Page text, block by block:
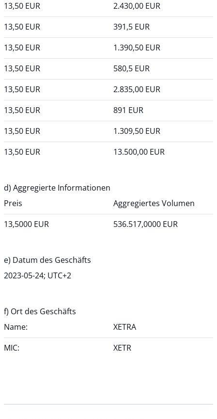
13,50 EUR 2.430,00 EUR
13,50 EUR 391,5 EUR
13,50 EUR 1.390,50 EUR
13,50 EUR 580,5 EUR
13,50 EUR 2.835,00 EUR
13,50 EUR 891 EUR
13,50 EUR 1.309,50 EUR
13,50 EUR 13.500,00 EUR
d) Aggregierte Informationen
Preis
Aggregiertes Volumen
13,5000 EUR 536.517,0000 EUR
e) Datum des Geschäfts
2023-05-24; UTC+2
f) Ort des Geschäfts
Name:
XETRA
MIC:
XETR